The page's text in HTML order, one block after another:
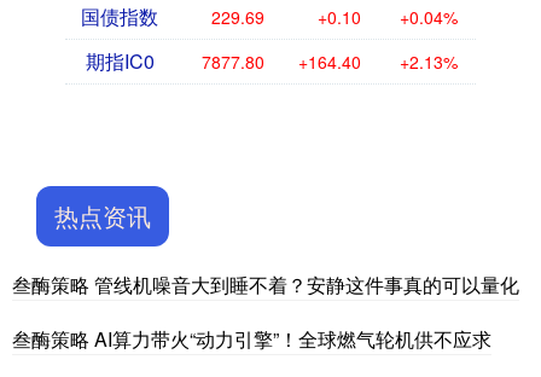
国债指数 229.69 +0.10 +0.04%
期指IC0 7877.80 +164.40 +2.13%
热点资讯
叁酶策略 管线机噪音大到睡不着？安静这件事真的可以量化
叁酶策略 AI算力带火“动力引擎”！全球燃气轮机供不应求